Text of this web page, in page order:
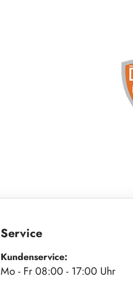
Service
Kundenservice:
Mo - Fr 08:00 - 17:00 Uhr